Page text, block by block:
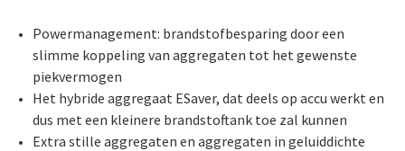
Powermanagement: brandstofbesparing door een
slimme koppeling van aggregaten tot het gewenste
piekvermogen
Het hybride aggregaat ESaver, dat deels op accu werkt en
dus met een kleinere brandstoftank toe zal kunnen
Extra stille aggregaten en aggregaten in geluiddichte